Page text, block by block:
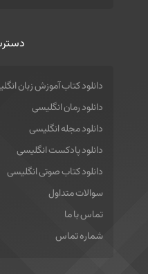
دانلود کتاب آموزش زبان
دانلود رمان انگلیسی
دانلود مجله انگلیسی
دانلود پادکست انگلیسی
دانلود کتاب صوتی انگلیسی
سوالات متداول
تماس با ما
شماره تماس